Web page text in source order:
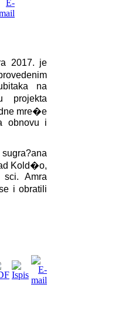
2017. je
na
projekta
mre�e
obnovu i
Kold�o,
sci. Amra
i obratili